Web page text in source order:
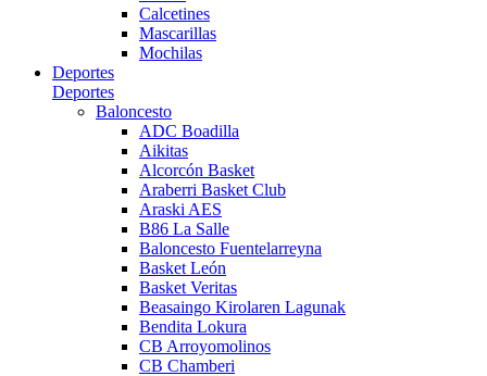
Calcetines
Mascarillas
Mochilas
Deportes
Deportes
Baloncesto
ADC Boadilla
Aikitas
Alcorcón Basket
Araberri Basket Club
Araski AES
B86 La Salle
Baloncesto Fuentelarreyna
Basket León
Basket Veritas
Beasaingo Kirolaren Lagunak
Bendita Lokura
CB Arroyomolinos
CB Chamberi